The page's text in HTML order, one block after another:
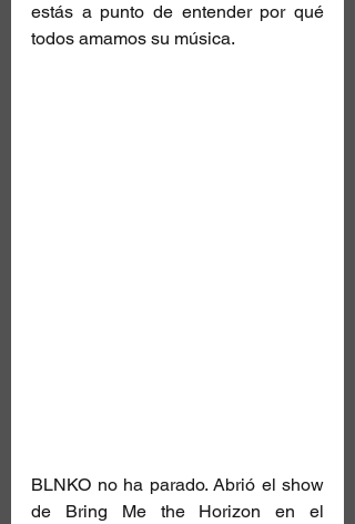
estás a punto de entender por qué
todos amamos su música.
BLNKO no ha parado. Abrió el show
de Bring Me the Horizon en el